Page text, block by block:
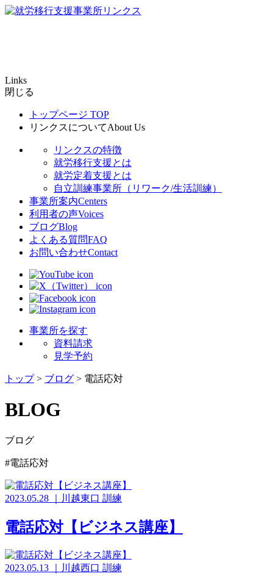
Links
閉じる
トップページ TOP
リンクスについてAbout Us
リンクスの特徴
就労移行支援とは
就労定着支援とは
自立訓練事業所（リワーク/生活訓練）
事業所案内Centers
利用者の声Voices
ブログBlog
よくある質問FAQ
お問い合わせContact
事業所を探す
資料請求
見学予約
トップ> ブログ > 電話応対
BLOG
ブログ
#電話応対
2023.05.28 川越東口 訓練
電話応対【ビジネス講座】
2023.05.13 川越西口 訓練